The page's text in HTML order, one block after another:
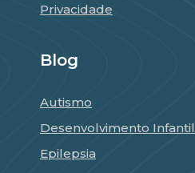
Privacidade
Blog
Autismo
Desenvolvimento Infantil
Epilepsia